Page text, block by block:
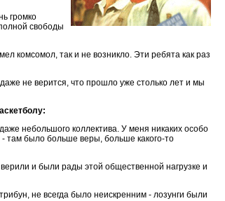
громко
свободы
комсомол, так и не возникло. Эти ребята как раз
не верится, что прошло уже столько лет и мы
небольшого коллектива. У меня никаких особо
там было больше веры, больше какого-то
и были рады этой общественной нагрузке и
не всегда было неискренним - лозунги были